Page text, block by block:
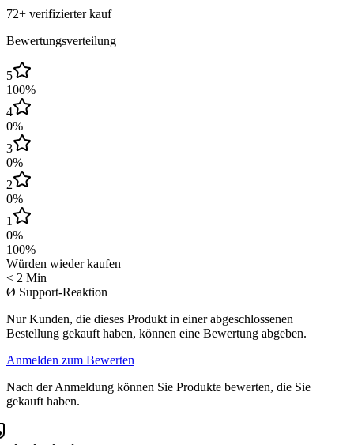
72+ verifizierter kauf
Bewertungsverteilung
5
100%
4
0%
3
0%
2
0%
1
0%
100%
Würden wieder kaufen
< 2 Min
Ø Support-Reaktion
Nur Kunden, die dieses Produkt in einer abgeschlossenen
Bestellung gekauft haben, können eine Bewertung abgeben.
Anmelden zum Bewerten
Nach der Anmeldung können Sie Produkte bewerten, die Sie
gekauft haben.